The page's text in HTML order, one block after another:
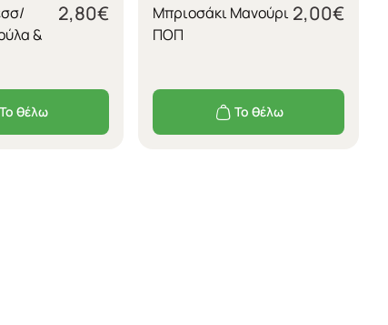
&
2,80€
Το θέλω
Μπριοσάκι Μανούρι
ΠΟΠ
2,00€
Το θέλω